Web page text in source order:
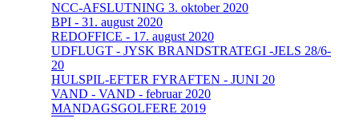
NCC-AFSLUTNING 3. oktober 2020
BPI - 31. august 2020
REDOFFICE - 17. august 2020
UDFLUGT - JYSK BRANDSTRATEGI -JELS 28/6-
20
HULSPIL-EFTER FYRAFTEN - JUNI 20
VAND - VAND - februar 2020
MANDAGSGOLFERE 2019